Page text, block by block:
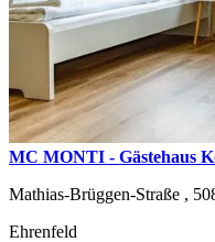
MC MONTI - Gästehaus
Mathias-Brüggen-Straße ,
Ehrenfeld